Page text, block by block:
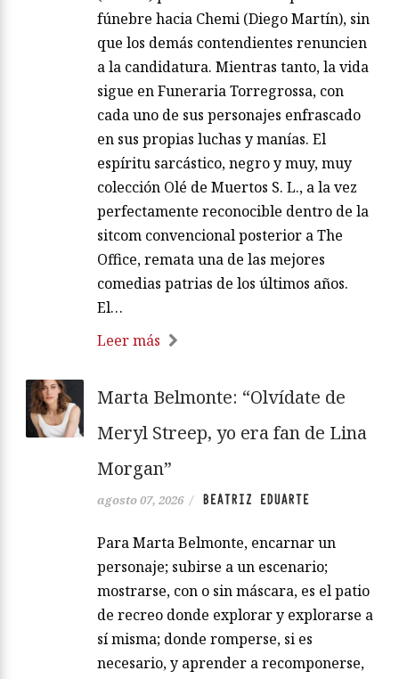
fúnebre hacia Chemi (Diego Martín), sin
que los demás contendientes renuncien
a la candidatura. Mientras tanto, la vida
sigue en Funeraria Torregrossa, con
cada uno de sus personajes enfrascado
en sus propias luchas y manías. El
espíritu sarcástico, negro y muy, muy
colección Olé de Muertos S. L., a la vez
perfectamente reconocible dentro de la
sitcom convencional posterior a The
Office, remata una de las mejores
comedias patrias de los últimos años.
El…
Leer más
Marta Belmonte: “Olvídate de
Meryl Streep, yo era fan de Lina
Morgan”
agosto 07, 2026 / BEATRIZ EDUARTE
Para Marta Belmonte, encarnar un
personaje; subirse a un escenario;
mostrarse, con o sin máscara, es el patio
de recreo donde explorar y explorarse a
sí misma; donde romperse, si es
necesario, y aprender a recomponerse,